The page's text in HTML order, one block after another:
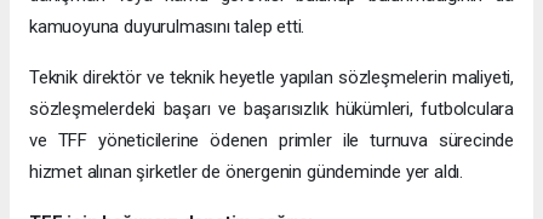
kamuoyuna duyurulmasını talep etti.
Teknik direktör ve teknik heyetle yapılan sözleşmelerin maliyeti,
sözleşmelerdeki başarı ve başarısızlık hükümleri, futbolculara
ve TFF yöneticilerine ödenen primler ile turnuva sürecinde
hizmet alınan şirketler de önergenin gündeminde yer aldı.